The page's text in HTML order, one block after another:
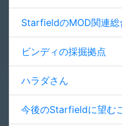
StarfieldのMOD関連総
ビンディの採掘拠点
ハラダさん
今後のStarfieldに望む